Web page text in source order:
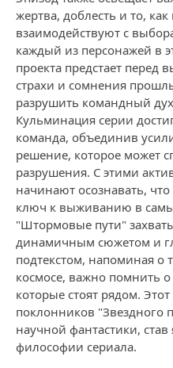
жертва, доблесть и то,
взаимодействуют с
каждый из персонажей в
проекта предстает перед
страхи и сомнения
разрушить командный
Кульминация серии
команда, объединив
решение, которое может
разрушения. С этими
начинают осознавать,
ключ к выживанию в
"Штормовые пути"
динамичным сюжетом и
подтекстом, напоминая о
космосе, важно помнить
которые стоят рядом.
поклонников "Звездного
научной фантастики,
философии сериала.